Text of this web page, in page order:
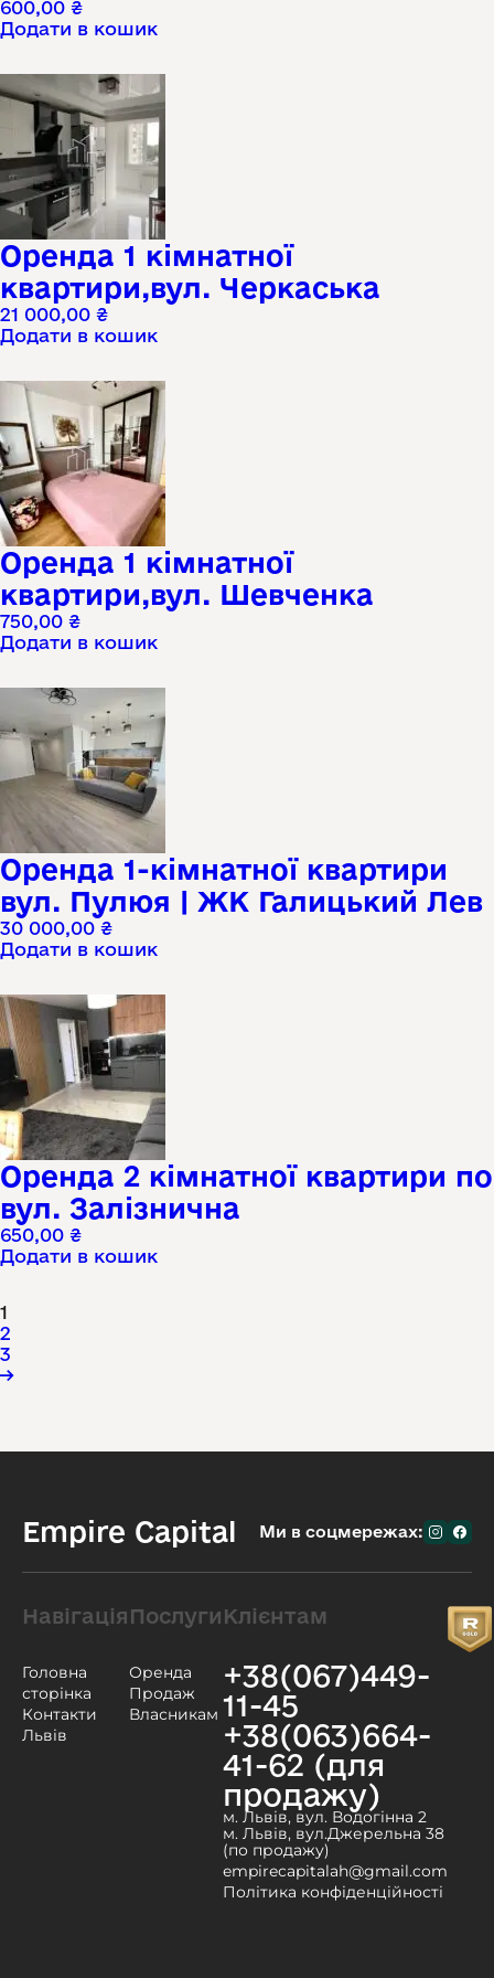
600,00 ₴
Додати в кошик
Оренда 1 кімнатної
квартири,вул. Черкаська
21 000,00 ₴
Додати в кошик
Оренда 1 кімнатної
квартири,вул. Шевченка
750,00 ₴
Додати в кошик
Оренда 1-кімнатної квартири
вул. Пулюя | ЖК Галицький Лев
30 000,00 ₴
Додати в кошик
Оренда 2 кімнатної квартири по
вул. Залізнична
650,00 ₴
Додати в кошик
1
2
3
→
Empire Capital Ми в соцмережах:
Навігація
Головна
сторінка
Контакти
Львів
Послуги
Оренда
Продаж
Власникам
Клієнтам
+38(067)449-
11-45
+38(063)664-
41-62 (для
продажу)
м. Львів, вул. Водогінна 2
м. Львів, вул.Джерельна 38
(по продажу)
empirecapitalah@gmail.com
Політика конфіденційності